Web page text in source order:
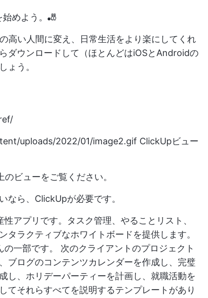
めよう。🎳
高い人間に変え、日常生活をより楽にしてくれ
ダウンロードして（ほとんどはiOSとAndroidの
ょう。
uploads/2022/01/image2.gif ClickUpビュー
ビューをご覧ください。
なら、ClickUpが必要です。
アプリです。タスク管理、やることリスト、
ラクティブなホワイトボードを提供します。
一部です。
次のクライアントのプロジェクト
ブログのコンテンツカレンダーを作成し、完璧
し、ホリデーパーティーを計画し、就職活動を
てそれらすべてを説明するテンプレートがあり